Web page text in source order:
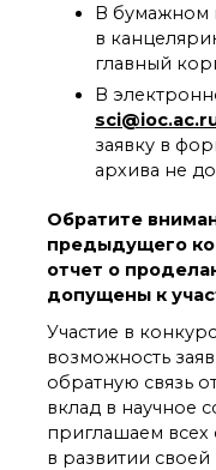
Мероприятия
Конференции
Журналы
Национальные
проекты России
Разработки
Крупный научный
по приоритетным
направлениям НТР
Аспирантура
Защита диссертаций
Набор студентов
Рекомендации ВАК
о типовых
В бумажном
в
главный
В
заявку в
архива не
Обратите
предыдущего
отчет о
допущены к
Участие в
возможность
обратную связь
вклад в научное
приглашаем всех
в развитии